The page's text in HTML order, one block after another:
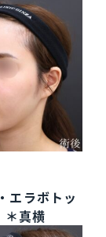
エラボトッ
真横